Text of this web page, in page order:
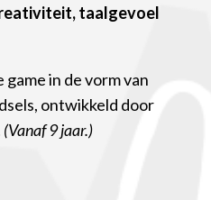
taalgevoel
game in de vorm van
ontwikkeld door
(Vanaf 9 jaar.)